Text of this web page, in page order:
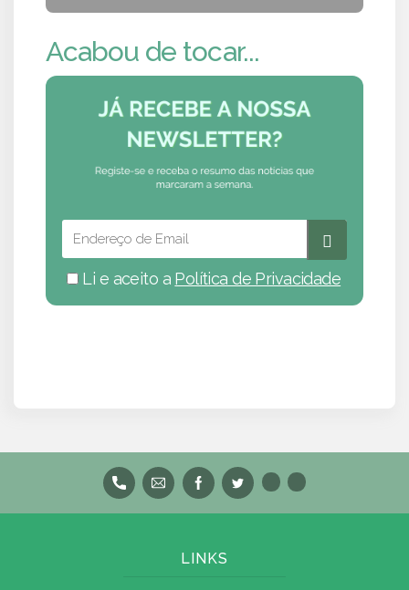
Acabou de tocar...
Li e aceito a Política de Privacidade
LINKS